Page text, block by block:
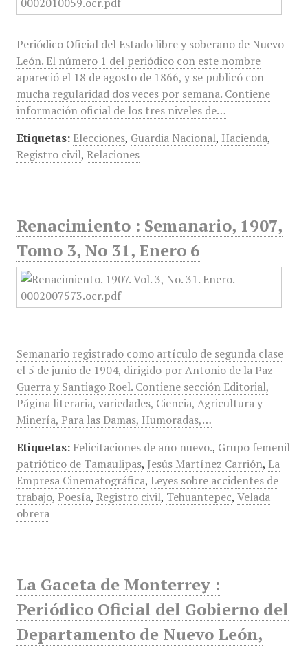
Periódico Oficial del Estado libre y soberano de Nuevo
León. El número 1 del periódico con este nombre
apareció el 18 de agosto de 1866, y se publicó con
mucha regularidad dos veces por semana. Contiene
información oficial de los tres niveles de…
Etiquetas: Elecciones, Guardia Nacional, Hacienda,
Registro civil, Relaciones
Renacimiento : Semanario, 1907,
Tomo 3, No 31, Enero 6
Semanario registrado como artículo de segunda clase
el 5 de junio de 1904, dirigido por Antonio de la Paz
Guerra y Santiago Roel. Contiene sección Editorial,
Página literaria, variedades, Ciencia, Agricultura y
Minería, Para las Damas, Humoradas,…
Etiquetas: Felicitaciones de año nuevo., Grupo femenil
patriótico de Tamaulipas, Jesús Martínez Carrión, La
Empresa Cinematográfica, Leyes sobre accidentes de
trabajo, Poesía, Registro civil, Tehuantepec, Velada
obrera
La Gaceta de Monterrey :
Periódico Oficial del Gobierno del
Departamento de Nuevo León,